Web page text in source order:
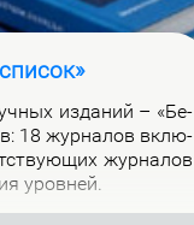
из­да­ний – «Бе­
18 жур­на­лов вклю­
жур­на­лов
уров­ней.